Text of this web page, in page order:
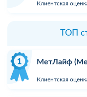
Клиентская
ТОП
МетЛайф
Клиентская